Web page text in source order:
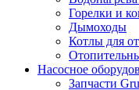
Горелки и
Дымоходы
Котлы для
Насосное
Запчасти